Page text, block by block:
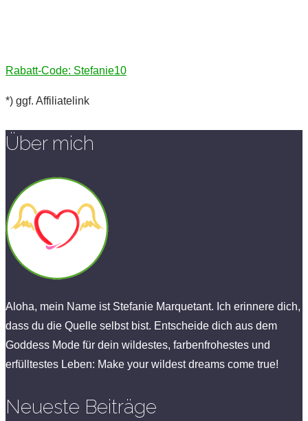
Rabatt-Code: Stefanie10
*) ggf. Affiliatelink
Über mich
Aloha, mein Name ist Stefanie Marquetant. Ich erinnere dich,
dass du die Quelle selbst bist. Entscheide dich aus dem
Goddess Mode für dein wildestes, farbenfrohestes und
erfülltestes Leben: Make your wildest dreams come true!
Neueste Beiträge